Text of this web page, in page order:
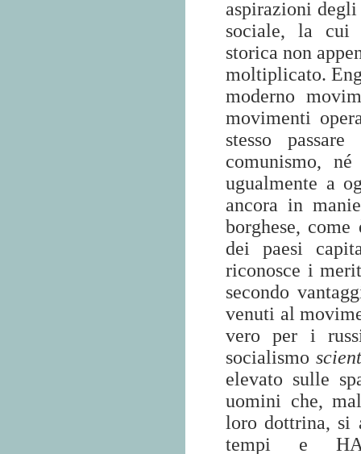
aspirazioni
sociale, la cui
storica non
moltiplicato.
moderno
movimenti
stesso
comunismo,
ugualmente a
ancora in
borghese,
dei paesi
riconosce i
secondo
venuti al
vero per i
socialismo
elevato sulle
uomini che,
loro dottrina, si
tempi e